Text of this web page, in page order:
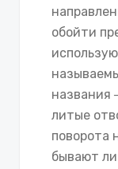
обойти
названия
литые
поворота
бывают